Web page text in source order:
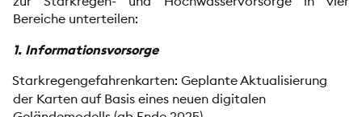
Bereiche unterteilen:
1. Informationsvorsorge
Starkregengefahrenkarten: Geplante Aktualisierung
der Karten auf Basis eines neuen digitalen